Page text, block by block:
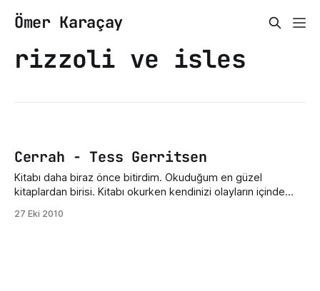
Ömer Karaçay
rizzoli ve isles
Cerrah - Tess Gerritsen
Kitabı daha biraz önce bitirdim. Okuduğum en güzel
kitaplardan birisi. Kitabı okurken kendinizi olayların içinde
konunun devam ettiği Çırak ve Günahkar kitapları da var.
27 Eki 2010